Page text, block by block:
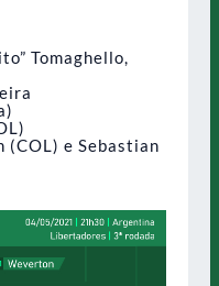
Tomaghello,
e Sebastian